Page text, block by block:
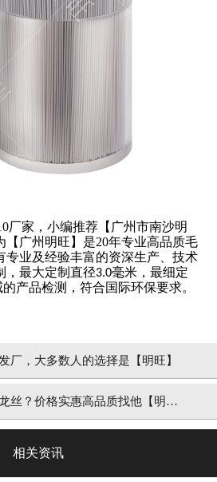
厂家，小编推荐【广州市南沙明
【广州明旺】是20年专业高品质毛
专业及经验丰富的资深生产、技术
，最大定制直径3.0毫米，最细定
产品检测，符合国际环保要求。
厂，大多数人的选择是【明旺】
丝？价格实惠高品质找他【明
相关资讯